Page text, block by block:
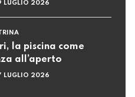
LUGLIO 2026
la piscina come
all’aperto
LUGLIO 2026